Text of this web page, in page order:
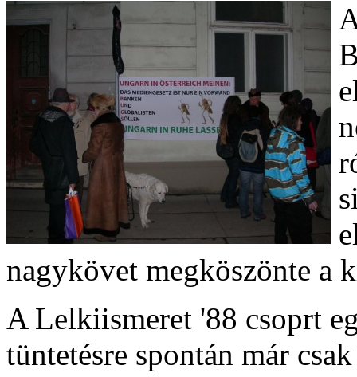
nagykövet megköszönte a
A Lelkiismeret '88 csoprt
tüntetésre spontán már